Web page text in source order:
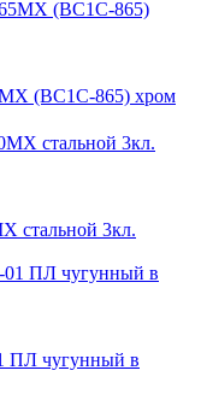
(ВС1С-865) хром
стальной 3кл.
ПЛ чугунный в